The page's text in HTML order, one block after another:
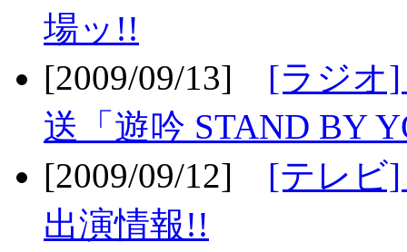
場ッ!!
[2009/09/13] [ラジオ]
送「遊吟 STAND BY
[2009/09/12] [テレビ]
出演情報!!